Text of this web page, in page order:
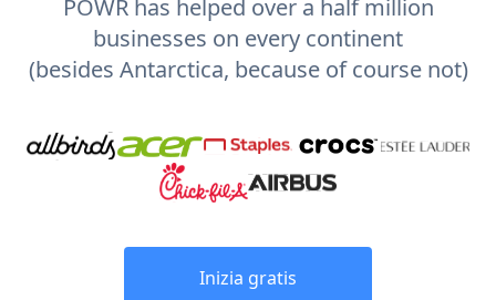
POWR has helped over a half million
businesses on every continent
(besides Antarctica, because of course not)
Inizia gratis